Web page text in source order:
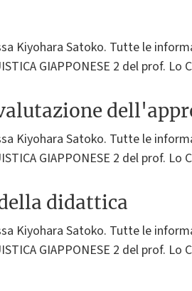
Kiyohara Satoko. Tutte le
GIAPPONESE 2 del prof. Lo
Kiyohara Satoko. Tutte le
GIAPPONESE 2 del prof. Lo
didattica
Kiyohara Satoko. Tutte le
GIAPPONESE 2 del prof. Lo